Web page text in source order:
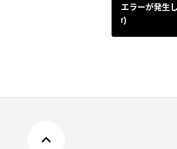
その他含む「CERAPOTS」全
エラーが発生
r)